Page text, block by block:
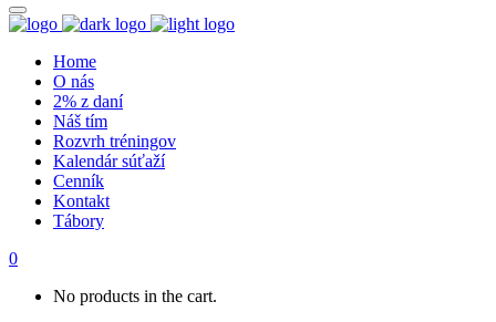
Home
O nás
2% z daní
Náš tím
Rozvrh tréningov
Kalendár súťaží
Cenník
Kontakt
Tábory
0
No products in the cart.